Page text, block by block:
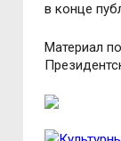
в конце
Материал